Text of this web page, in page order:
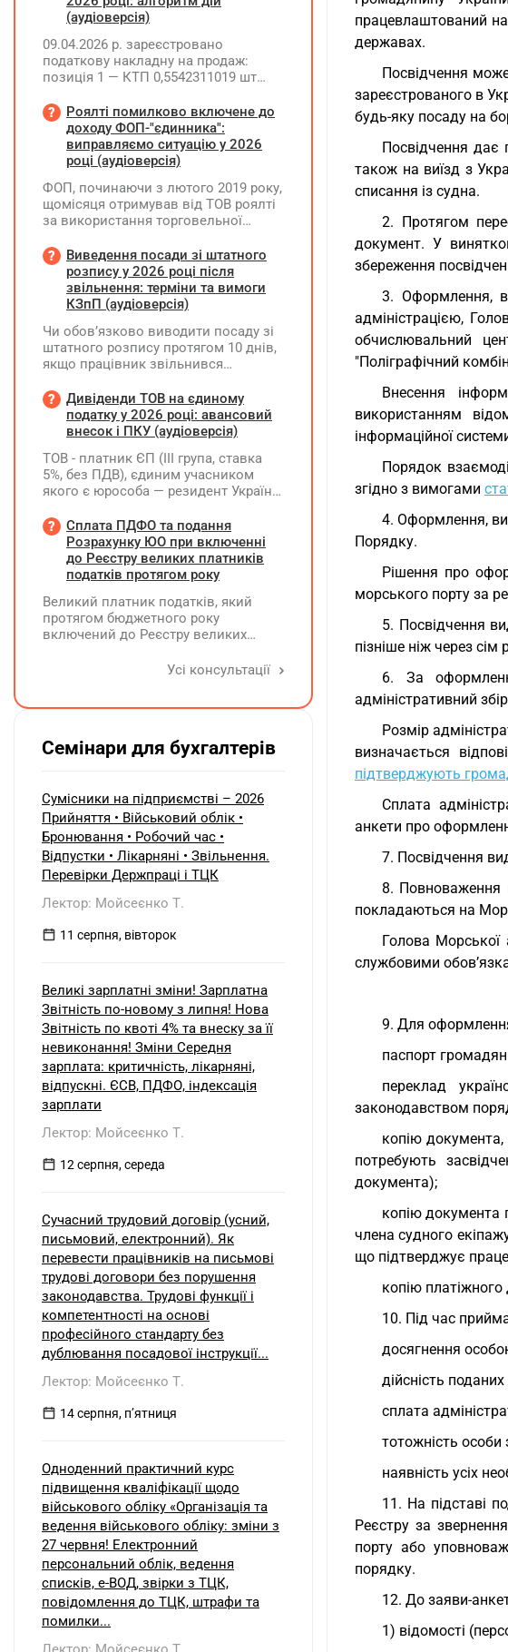
працевлаштований
державах.
Посвідчення
зареєстрованого в
будь-яку посаду на
Посвідчення дає
також на виїзд з
списання із судна.
2. Протягом
документ. У
збереження
3. Оформлення,
адміністрацією,
обчислювальний
"Поліграфічний
Внесення
використанням
інформаційної
Порядок
згідно з вимогами
4. Оформлення,
Порядку.
Рішення про
морського порту за
5. Посвідчення
пізніше ніж через
6. За
адміністративний
Розмір
визначається
підтверджують
Сплата
анкети про
7. Посвідчення
8. Повноваження
покладаються на
Голова Морської
службовими
9. Для
паспорт
переклад
законодавством
копію
потребують
документа);
копію документа
члена судного
що підтверджує
копію
10. Під час
досягнення
дійсність
сплата
тотожність
наявність усіх
11. На підставі
Реєстру за
порту або
порядку.
12. До заяви-
1) відомості
(аудіоверсія)
09.04.2026 р. зареєстровано
податкову накладну на продаж:
позиція 1 — КТП 0,5542311019 шт
41443,83); позиція 2 —
трансформатор 1 шт (ціна 201130,20,
сума 201130,20, ПДВ 40226,04).
25.06.2026 р. покупець повернув
скласти розрахунок коригування?
Роялті помилково включене до
доходу ФОП-"єдинника":
виправляємо ситуацію у 2026
році (аудіоверсія)
ФОП, починаючи з лютого 2019 року,
щомісяця отримував від ТОВ роялті
за використання торговельної
включав до доходу платника ЄП та
оподатковував за ставкою 5%.
Водночас ТОВ при виплаті роялті не
утримувало ПДФО та ВЗ. Як зараз
потрібно відображати отримані суми
у декларації "єдинника" за II квартал
2026 року? Чи можуть виникнути
зробити?
Виведення посади зі штатного
розпису у 2026 році після
звільнення: терміни та вимоги
КЗпП (аудіоверсія)
Чи обов’язково виводити посаду зі
штатного розпису протягом 10 днів,
якщо працівник звільнився
Дивіденди ТОВ на єдиному
податку у 2026 році: авансовий
внесок і ПКУ (аудіоверсія)
ТОВ - платник ЄП (ІІІ група, ставка
5%, без ПДВ), єдиним учасником
якого є юрособа — резидент України,
виплатити дивіденди за рахунок
нерозподіленого прибутку 2024–
2025 років у сумі 15 млн грн. Які
податкові наслідки виникають у
Сплата ПДФО та подання
Розрахунку ЮО при включенні
до Реєстру великих платників
податків протягом року
Великий платник податків, який
протягом бюджетного року
включений до Реєстру великих
за місцем попереднього обліку, а
Усі консультації
Семінари для бухгалтерів
Сумісники на підприємстві – 2026
Прийняття • Військовий облік •
Бронювання • Робочий час •
Відпустки • Лікарняні • Звільнення.
Перевірки Держпраці і ТЦК
Лектор: Мойсеєнко Т.
11 серпня, вівторок
Великі зарплатні зміни! Зарплатна
Звітність по-новому з липня! Нова
Звітність по квоті 4% та внеску за її
невиконання! Зміни Середня
зарплата: критичність, лікарняні,
відпускні. ЄСВ, ПДФО, індексація
зарплати
Лектор: Мойсеєнко Т.
12 серпня, середа
Сучасний трудовий договір (усний,
письмовий, електронний). Як
перевести працівників на письмові
трудові договори без порушення
законодавства. Трудові функції і
компетентності на основі
професійного стандарту без
дублювання посадової інструкції...
Лектор: Мойсеєнко Т.
14 серпня, пʼятниця
Одноденний практичний курс
підвищення кваліфікації щодо
військового обліку «Організація та
ведення військового обліку: зміни з
27 червня! Електронний
персональний облік, ведення
списків, е-ВОД, звірки з ТЦК,
повідомлення до ТЦК, штрафи та
помилки...